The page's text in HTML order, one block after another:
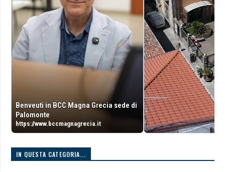
Benveuti in BCC Magna Grecia sede di
Palomonte
https://www.bccmagnagrecia.it
IN QUESTA CATEGORIA...